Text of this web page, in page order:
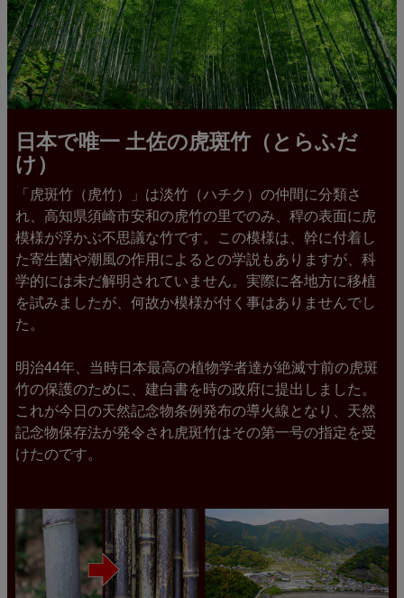
日本で唯一 土佐の虎斑竹（とらふだ
け）
「虎斑竹（虎竹）」は淡竹（ハチク）の仲間に分類さ
れ、高知県須崎市安和の虎竹の里でのみ、稈の表面に虎
模様が浮かぶ不思議な竹です。この模様は、幹に付着し
た寄生菌や潮風の作用によるとの学説もありますが、科
学的には未だ解明されていません。実際に各地方に移植
を試みましたが、何故か模様が付く事はありませんでし
た。
明治44年、当時日本最高の植物学者達が絶滅寸前の虎斑
竹の保護のために、建白書を時の政府に提出しました。
これが今日の天然記念物条例発布の導火線となり、天然
記念物保存法が発令され虎斑竹はその第一号の指定を受
けたのです。